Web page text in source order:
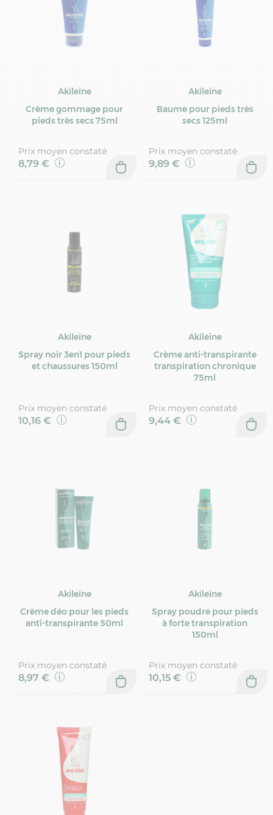
Akileïne
Crème gommage pour
pieds très secs 75ml
Prix moyen constaté
8,79 €
Akileïne
Baume pour pieds très
secs 125ml
Prix moyen constaté
9,89 €
Akileïne
Spray noir 3en1 pour pieds
et chaussures 150ml
Prix moyen constaté
10,16 €
Akileïne
Crème anti-transpirante
transpiration chronique
75ml
Prix moyen constaté
9,44 €
Akileïne
Crème déo pour les pieds
anti-transpirante 50ml
Prix moyen constaté
8,97 €
Akileïne
Spray poudre pour pieds
à forte transpiration
150ml
Prix moyen constaté
10,15 €